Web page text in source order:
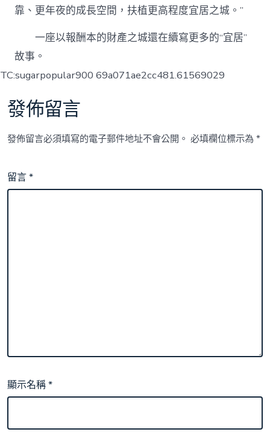
靠、更年夜的成長空間，扶植更高程度宜居之城。”
一座以報酬本的財產之城還在續寫更多的“宜居”
故事。
TC:sugarpopular900 69a071ae2cc481.61569029
發佈留言
發佈留言必須填寫的電子郵件地址不會公開。 必填欄位標示為*
留言*
顯示名稱*